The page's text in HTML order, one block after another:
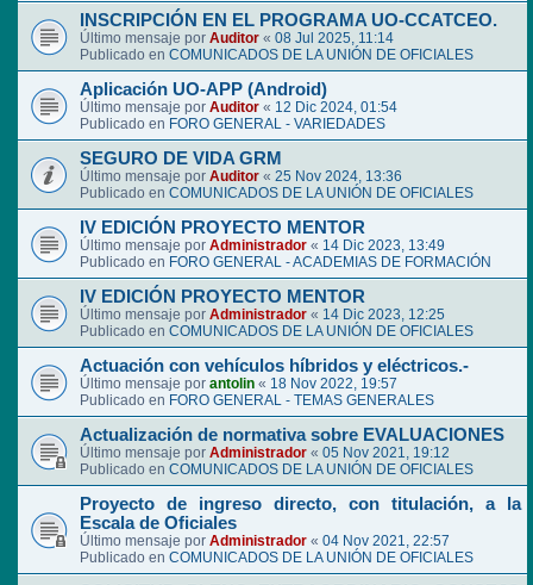
INSCRIPCIÓN EN EL PROGRAMA UO-CCATCEO.
Último mensaje por Auditor « 08 Jul 2025, 11:14
Publicado en COMUNICADOS DE LA UNIÓN DE OFICIALES
Aplicación UO-APP (Android)
Último mensaje por Auditor « 12 Dic 2024, 01:54
Publicado en FORO GENERAL - VARIEDADES
SEGURO DE VIDA GRM
Último mensaje por Auditor « 25 Nov 2024, 13:36
Publicado en COMUNICADOS DE LA UNIÓN DE OFICIALES
IV EDICIÓN PROYECTO MENTOR
Último mensaje por Administrador « 14 Dic 2023, 13:49
Publicado en FORO GENERAL - ACADEMIAS DE FORMACIÓN
IV EDICIÓN PROYECTO MENTOR
Último mensaje por Administrador « 14 Dic 2023, 12:25
Publicado en COMUNICADOS DE LA UNIÓN DE OFICIALES
Actuación con vehículos híbridos y eléctricos.-
Último mensaje por antolin « 18 Nov 2022, 19:57
Publicado en FORO GENERAL - TEMAS GENERALES
Actualización de normativa sobre EVALUACIONES
Último mensaje por Administrador « 05 Nov 2021, 19:12
Publicado en COMUNICADOS DE LA UNIÓN DE OFICIALES
Proyecto de ingreso directo, con titulación, a la
Escala de Oficiales
Último mensaje por Administrador « 04 Nov 2021, 22:57
Publicado en COMUNICADOS DE LA UNIÓN DE OFICIALES